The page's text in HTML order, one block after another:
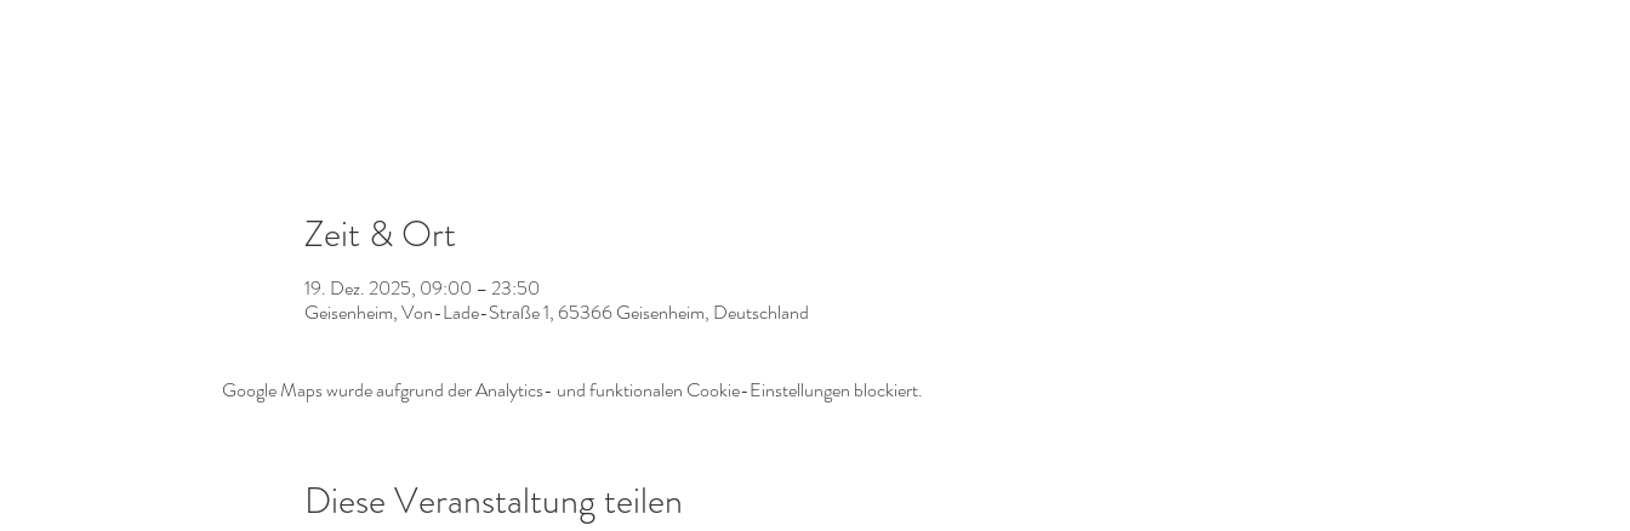
Zeit & Ort
19. Dez. 2025, 09:00 – 23:50
Geisenheim, Von-Lade-Straße 1, 65366 Geisenheim, Deutschland
Google Maps wurde aufgrund der Analytics- und funktionalen Cookie-Einstellungen blockiert.
Diese Veranstaltung teilen